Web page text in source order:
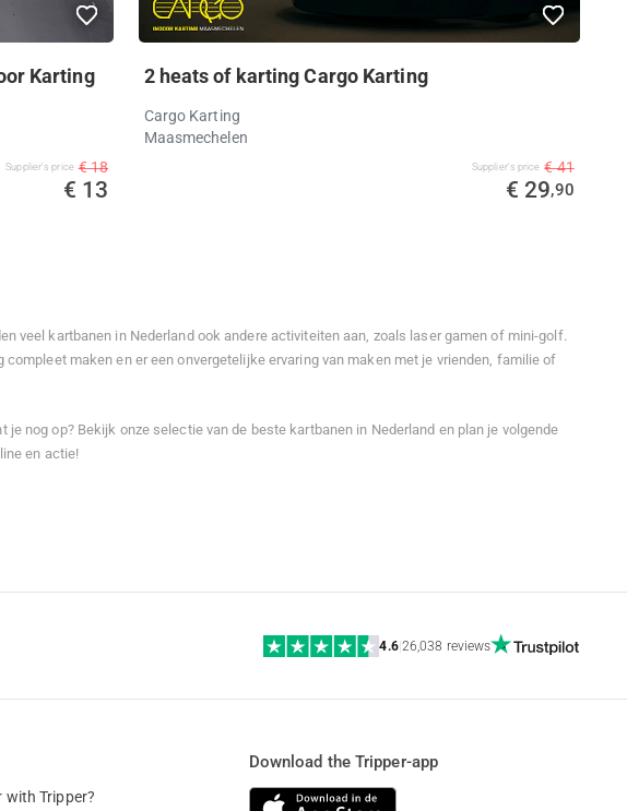
Karting
Supplier's price € 18
€ 13
2 heats of karting Cargo Karting
Cargo Karting
Maasmechelen
Supplier's price € 41
€ 29,90
veel kartbanen in Nederland ook andere activiteiten aan, zoals laser gamen of mini-golf.
compleet maken en er een onvergetelijke ervaring van maken met je vrienden, familie of
je nog op? Bekijk onze selectie van de beste kartbanen in Nederland en plan je volgende
en actie!
4.6|26,038 reviews
with Tripper?
Download the Tripper-app